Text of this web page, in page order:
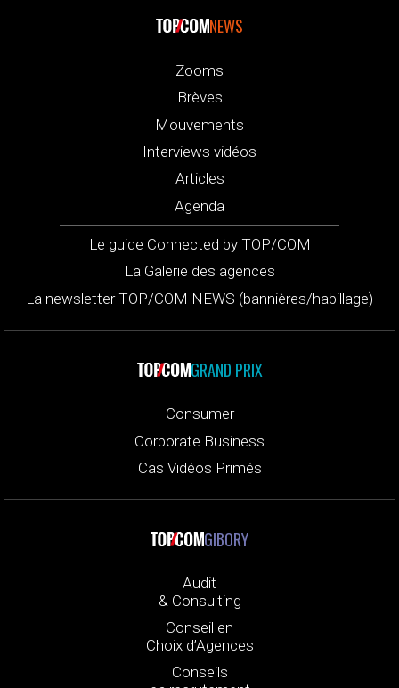
NEWS
Zooms
Brèves
Mouvements
Interviews vidéos
Articles
Agenda
Le guide Connected by TOP/COM
La Galerie des agences
La newsletter TOP/COM NEWS (bannières/habillage)
GRAND PRIX
Consumer
Corporate Business
Cas Vidéos Primés
GIBORY
Audit
& Consulting
Conseil en
Choix d’Agences
Conseils